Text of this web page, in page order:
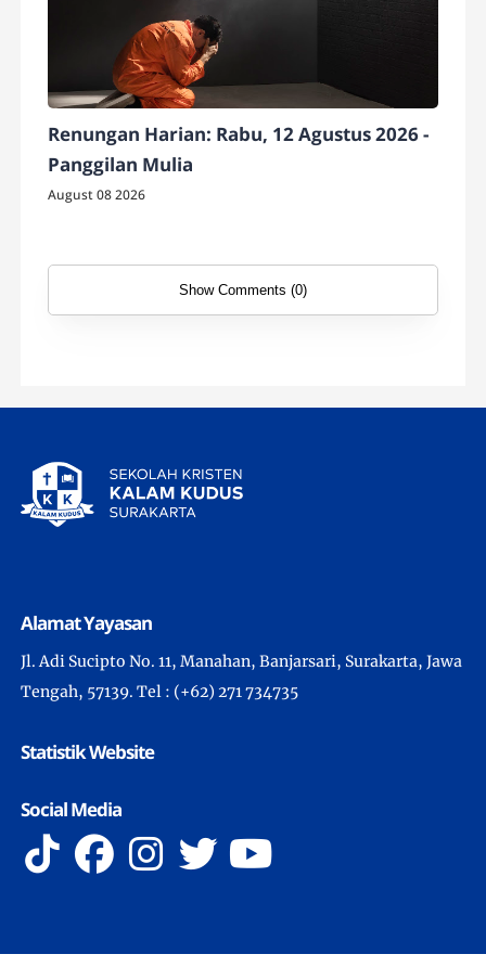
Renungan Harian: Rabu, 12 Agustus 2026 -
Panggilan Mulia
August 08 2026
Show Comments (0)
Alamat Yayasan
Jl. Adi Sucipto No. 11, Manahan, Banjarsari, Surakarta, Jawa
Tengah, 57139. Tel : (+62) 271 734735
Statistik Website
Social Media